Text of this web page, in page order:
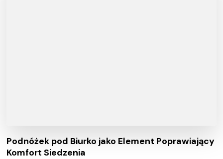
Podnóżek pod Biurko jako Element Poprawiający
Komfort Siedzenia